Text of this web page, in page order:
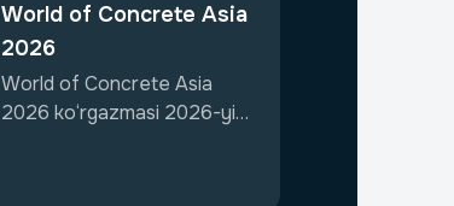
World of Concrete Asia
2026
World of Concrete Asia
2026 ko‘rgazmasi 2026-yil